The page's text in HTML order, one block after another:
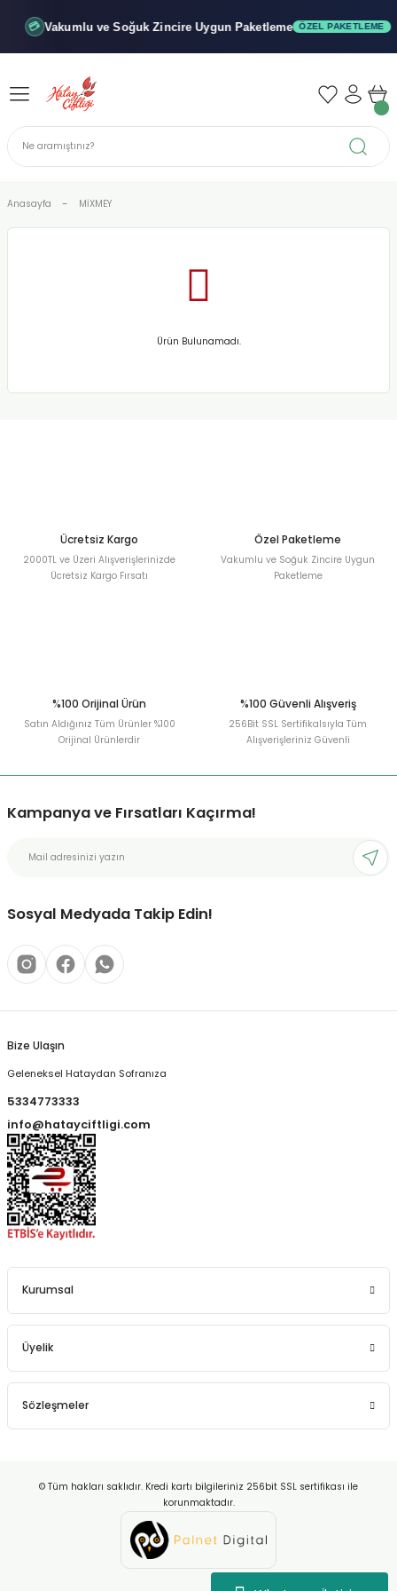
💳 Vakumlu ve SoğukZincire Uygun Paketleme ÖZEL PAKETLEME
Geri Dön
Geri Dön
Geri Dön
Anasayfa MİXMEY
Ürün Bulunamadı.
Ücretsiz Kargo
2000TL ve Üzeri Alışverişlerinizde
Ücretsiz Kargo Fırsatı
Özel Paketleme
Vakumlu ve Soğuk Zincire Uygun
Paketleme
%100 Orijinal Ürün
Satın Aldığınız Tüm Ürünler %100
Orijinal Ürünlerdir
%100 Güvenli Alışveriş
256Bit SSL Sertifikalsıyla Tüm
Alışverişleriniz Güvenli
Kampanya ve Fırsatları Kaçırma!
Sosyal Medyada Takip Edin!
Bize Ulaşın
Geleneksel Hataydan Sofranıza
5334773333
info@hatayciftligi.com
Kurumsal
Üyelik
Sözleşmeler
© Tüm hakları saklıdır. Kredi kartı bilgileriniz 256bit SSL sertifikası ile
korunmaktadır.